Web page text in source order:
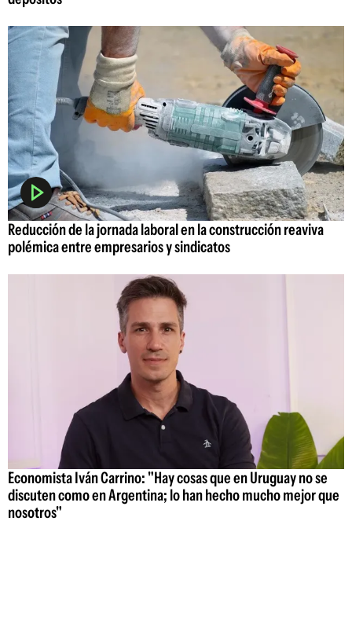
Reducción de la jornada laboral en la construcción reaviva
polémica entre empresarios y sindicatos
Economista Iván Carrino: "Hay cosas que en Uruguay no se
discuten como en Argentina; lo han hecho mucho mejor que
nosotros"